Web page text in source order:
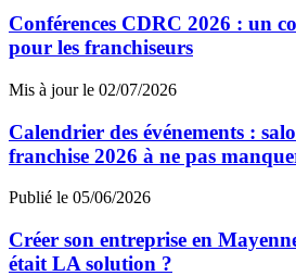
Conférences CDRC 2026 : un
pour les franchiseurs
Mis à jour le 02/07/2026
Calendrier des événements :
franchise 2026 à ne pas
Publié le 05/06/2026
Créer son entreprise en
était LA solution ?